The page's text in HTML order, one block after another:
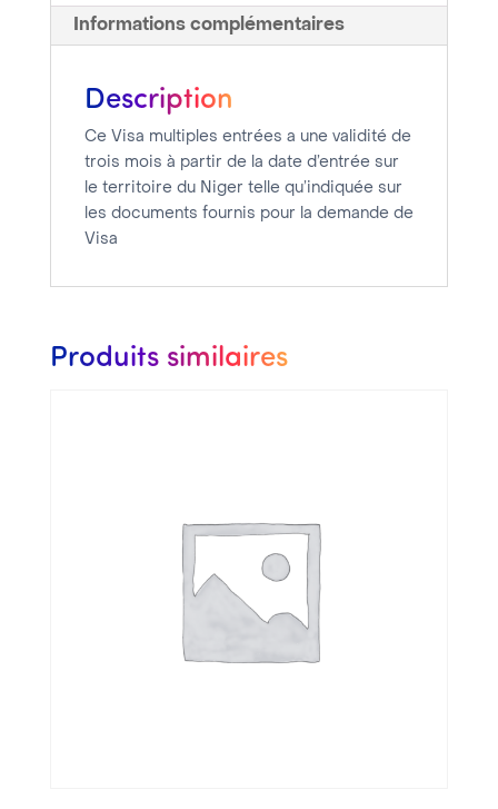
Délai
jours
Informations complémentaires
Description
Ce Visa multiples entrées a une validité de
trois mois à partir de la date d’entrée sur
le territoire du Niger telle qu’indiquée sur
les documents fournis pour la demande de
Visa
Produits similaires